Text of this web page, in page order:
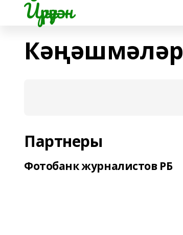
Йүрүҙән
Кәңәшмәләр
Партнеры
Фотобанк журналистов РБ